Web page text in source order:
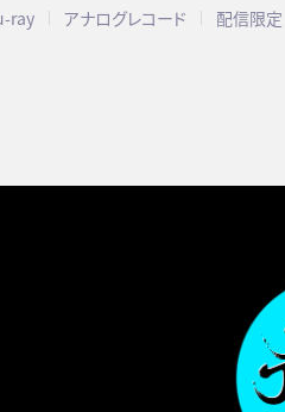
ray アナログレコード 配信限定